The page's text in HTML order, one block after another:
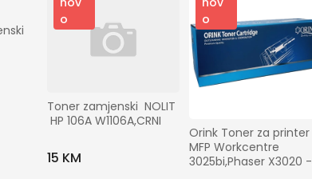
o
Toner zamjenski  NOLIT
HP 106A W1106A,CRNI
15 KM
o
Orink Toner za printer
MFP Workcentre
3025bi,Phaser X3020 -